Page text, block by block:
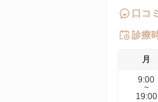
口コミ
診療
月
9:00
~
19:00